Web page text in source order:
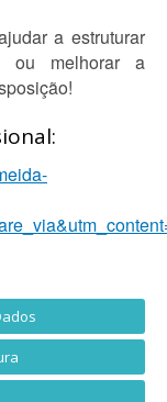
a estruturar
ou melhorar a